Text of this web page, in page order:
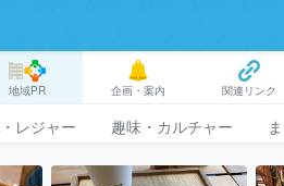
地域PR 企画・案内 関連リンク
レジャー 趣味・カルチャー